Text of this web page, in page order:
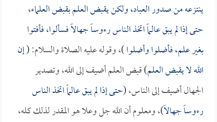
ينتزعه من صدور العباد، ولكن يقبض العلم بقبض العلماء،
حتى إذا لم يبق عالماً اتخذ الناس رءوساً جهالاً فسألوا، فأفتوا
بغير علم، فأضلوا وأضلوا)، وقوله عليه الصلاة والسلام: (إن
الله لا يقبض العلم) قبض العلم أضيف إلى الله، وتصدير
الجهال أضيف إلى الناس، (حتى إذا لم يبق عالماً اتخذ الناس
رءوساً جهالاً)، ومعلوم أن الله جل وعلا هو المقدر لذلك كله،